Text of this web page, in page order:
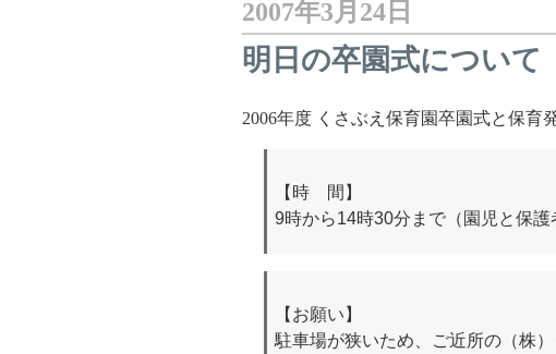
2007年3月24日
明日の卒園式について
2006年度 くさぶえ保育園卒園式と保育
【時 間】
9時から14時30分まで（園児と保護
【お願い】
駐車場が狭いため、ご近所の（株